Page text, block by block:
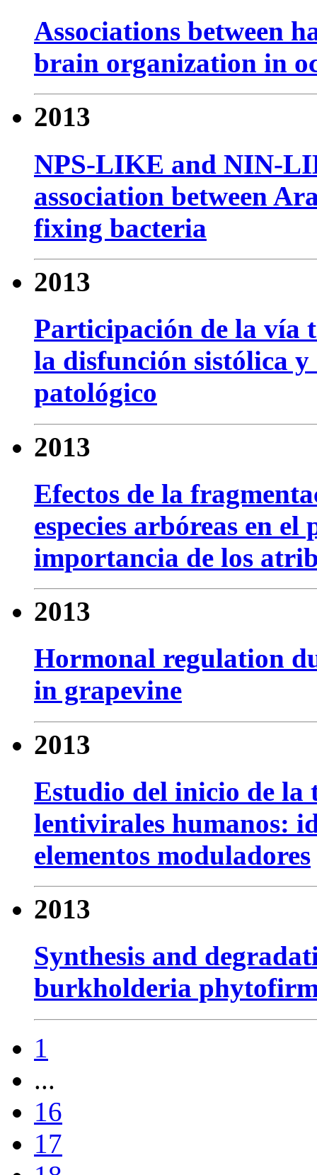
Associations between
brain organization in
2013
NPS-LIKE and NIN-
association between
fixing bacteria
2013
Participación de la vía
la disfunción sistólica
patológico
2013
Efectos de la
especies arbóreas en
importancia de los
2013
Hormonal regulation
in grapevine
2013
Estudio del inicio de la
lentivirales humanos:
elementos moduladores
2013
Synthesis and
burkholderia
1
...
16
17